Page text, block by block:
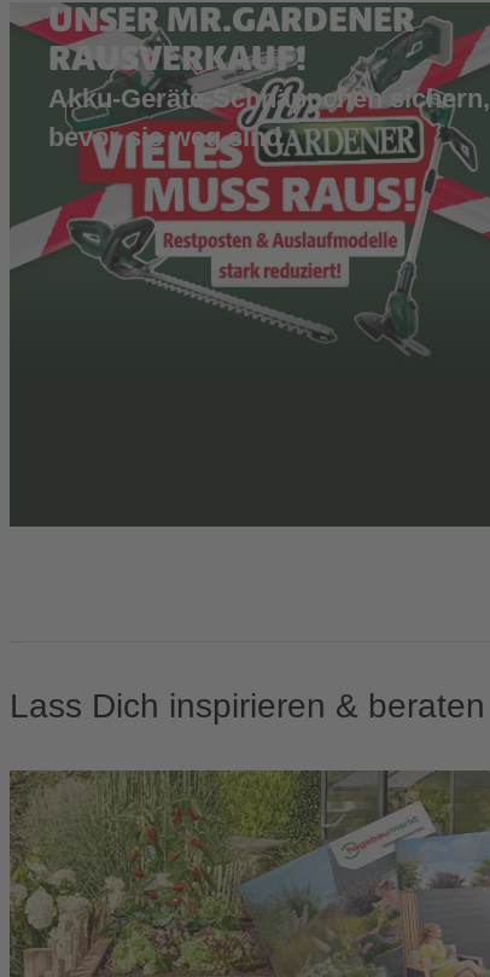
UNSER MR.GARDENER
RAUSVERKAUF!
Akku-Geräte-Schnäppchen sichern,
bevor sie weg sind
Lass Dich inspirieren & beraten